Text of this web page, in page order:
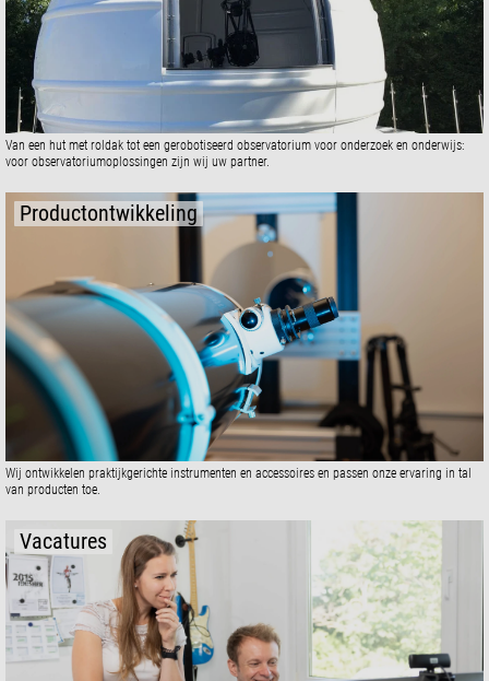
Van een hut met roldak tot een gerobotiseerd observatorium voor onderzoek en onderwijs:
voor observatoriumoplossingen zijn wij uw partner.
Productontwikkeling
Wij ontwikkelen praktijkgerichte instrumenten en accessoires en passen onze ervaring in tal
van producten toe.
Vacatures